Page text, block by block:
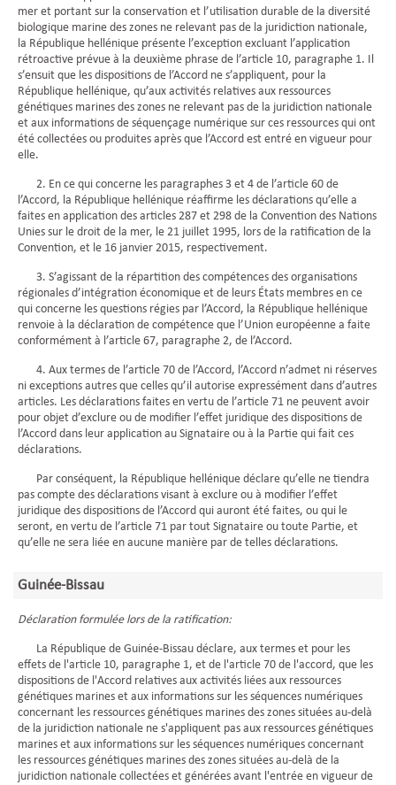
mer et portant sur la conservation et l’utilisation durable de la diversité
biologique marine des zones ne relevant pas de la juridiction nationale,
la République hellénique présente l’exception excluant l’application
rétroactive prévue à la deuxième phrase de l’article 10, paragraphe 1. Il
s’ensuit que les dispositions de l’Accord ne s’appliquent, pour la
République hellénique, qu’aux activités relatives aux ressources
génétiques marines des zones ne relevant pas de la juridiction nationale
et aux informations de séquençage numérique sur ces ressources qui ont
été collectées ou produites après que l’Accord est entré en vigueur pour
elle.
2. En ce qui concerne les paragraphes 3 et 4 de l’article 60 de
l’Accord, la République hellénique réaffirme les déclarations qu’elle a
faites en application des articles 287 et 298 de la Convention des Nations
Unies sur le droit de la mer, le 21 juillet 1995, lors de la ratification de la
Convention, et le 16 janvier 2015, respectivement.
3. S’agissant de la répartition des compétences des organisations
régionales d’intégration économique et de leurs États membres en ce
qui concerne les questions régies par l’Accord, la République hellénique
renvoie à la déclaration de compétence que l’Union européenne a faite
conformément à l’article 67, paragraphe 2, de l’Accord.
4. Aux termes de l’article 70 de l’Accord, l’Accord n’admet ni réserves
ni exceptions autres que celles qu’il autorise expressément dans d’autres
articles. Les déclarations faites en vertu de l’article 71 ne peuvent avoir
pour objet d’exclure ou de modifier l’effet juridique des dispositions de
l’Accord dans leur application au Signataire ou à la Partie qui fait ces
déclarations.
Par conséquent, la République hellénique déclare qu’elle ne tiendra
pas compte des déclarations visant à exclure ou à modifier l’effet
juridique des dispositions de l’Accord qui auront été faites, ou qui le
seront, en vertu de l’article 71 par tout Signataire ou toute Partie, et
qu’elle ne sera liée en aucune manière par de telles déclarations.
Guinée-Bissau
Déclaration formulée lors de la ratification:
La République de Guinée-Bissau déclare, aux termes et pour les
effets de l'article 10, paragraphe 1, et de l'article 70 de l'accord, que les
dispositions de l'Accord relatives aux activités liées aux ressources
génétiques marines et aux informations sur les séquences numériques
concernant les ressources génétiques marines des zones situées au-delà
de la juridiction nationale ne s'appliquent pas aux ressources génétiques
marines et aux informations sur les séquences numériques concernant
les ressources génétiques marines des zones situées au-delà de la
juridiction nationale collectées et générées avant l'entrée en vigueur de